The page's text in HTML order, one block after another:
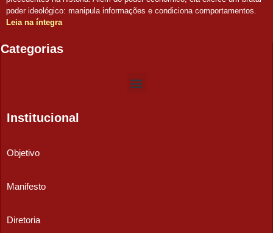
poder ideológico: manipula informações e condiciona comportamentos.
Leia na íntegra
Categorias
Institucional
Objetivo
Manifesto
Diretoria